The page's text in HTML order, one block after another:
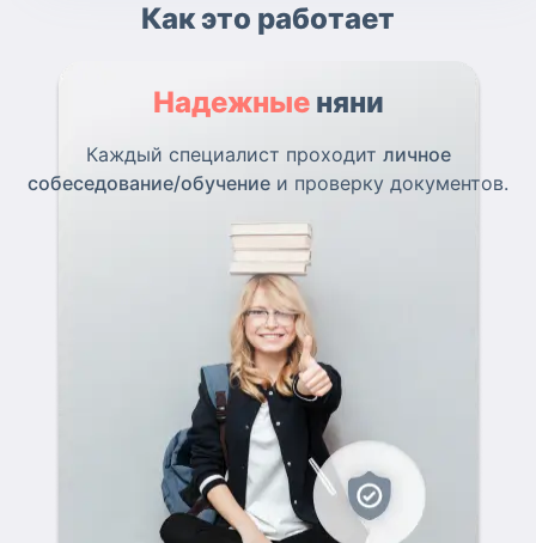
Как это работает
Надежные няни
Каждый специалист проходит личное
собеседование/обучение и проверку документов.